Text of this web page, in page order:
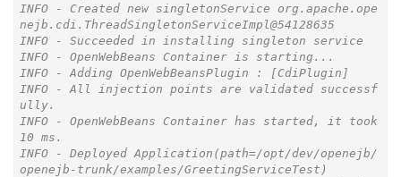
INFO - Created new singletonService org.apache.ope
nejb.cdi.ThreadSingletonServiceImpl@54128635
INFO - Succeeded in installing singleton service
INFO - OpenWebBeans Container is starting...
INFO - Adding OpenWebBeansPlugin : [CdiPlugin]
INFO - All injection points are validated successf
ully.
INFO - OpenWebBeans Container has started, it took
10 ms.
INFO - Deployed Application(path=/opt/dev/openejb/
openejb-trunk/examples/GreetingServiceTest)